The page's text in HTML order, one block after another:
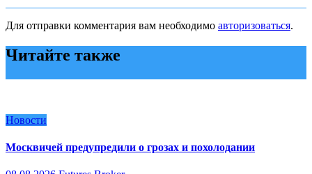
Для отправки комментария вам необходимо авторизоваться.
Читайте также
Новости
Москвичей предупредили о грозах и похолодании